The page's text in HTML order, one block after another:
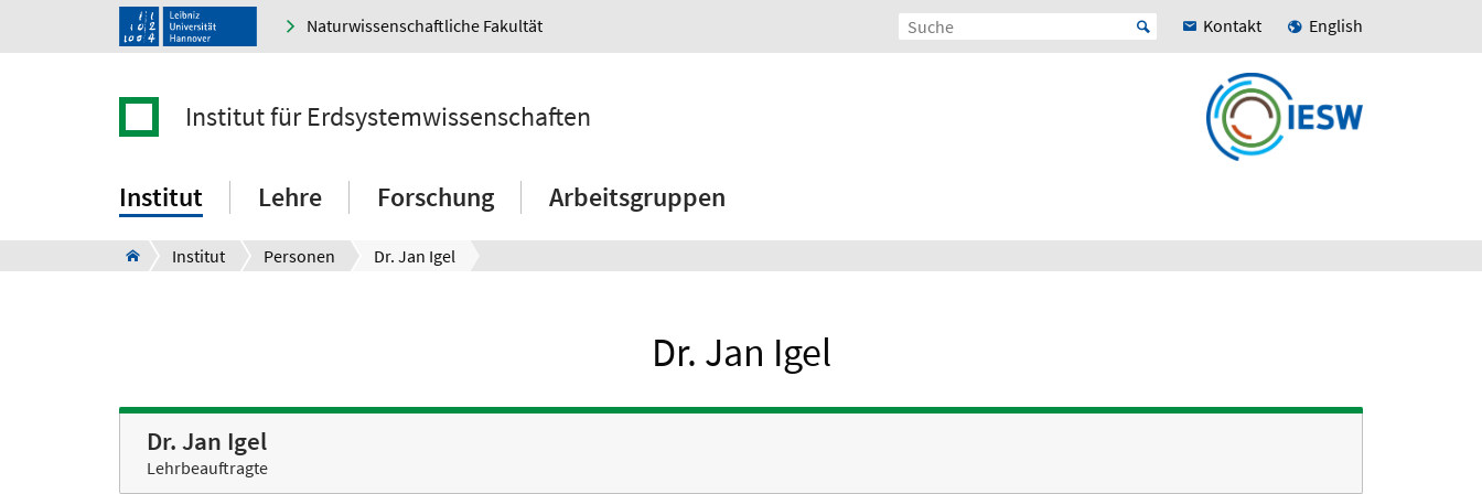
Naturwissenschaftliche Fakultät Kontakt English
Institut für Erdsystemwissenschaften
Institut Lehre Forschung Arbeitsgruppen
Institut Personen Dr. Jan Igel
Dr. Jan Igel
Dr. Jan Igel
Lehrbeauftragte